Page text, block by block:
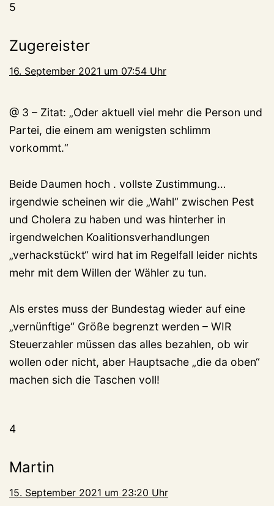
5
Zugereister
16. September 2021 um 07:54 Uhr
@ 3 – Zitat: „Oder aktuell viel mehr die Person und
Partei, die einem am wenigsten schlimm
vorkommt.“
Beide Daumen hoch . vollste Zustimmung…
irgendwie scheinen wir die „Wahl“ zwischen Pest
und Cholera zu haben und was hinterher in
irgendwelchen Koalitionsverhandlungen
„verhackstückt“ wird hat im Regelfall leider nichts
mehr mit dem Willen der Wähler zu tun.
Als erstes muss der Bundestag wieder auf eine
„vernünftige“ Größe begrenzt werden – WIR
Steuerzahler müssen das alles bezahlen, ob wir
wollen oder nicht, aber Hauptsache „die da oben“
machen sich die Taschen voll!
4
Martin
15. September 2021 um 23:20 Uhr